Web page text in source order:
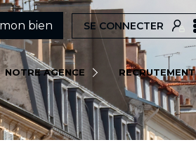
bien SE CONNECTER
NOTRE AGENCE
SOMMES-NOUS ?
ÉQUIPE
ACTUALITÉS
RECRUTEMENT